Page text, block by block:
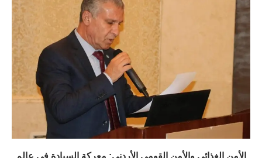
الأمن الغذائي والأمن القومي الأردني: معركة السيادة في عالم